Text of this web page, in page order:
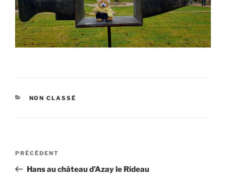
CATÉGORIES
NON CLASSÉ
Navigation
l’article
Article
précédent
PRÉCÉDENT
Hans au château d’Azay le Rideau